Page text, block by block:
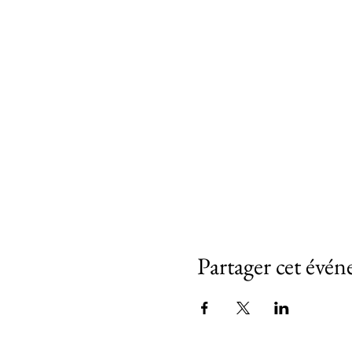
Partager cet